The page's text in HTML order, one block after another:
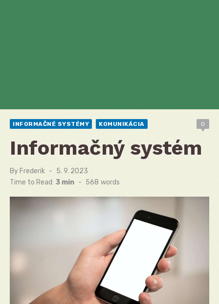
INFORMAČNÉ SYSTÉMY KOMUNIKÁCIA 0
Informačný systém
By Frederik
Posted
on
5. 9. 2023
Time to Read: 3 min - 568 words